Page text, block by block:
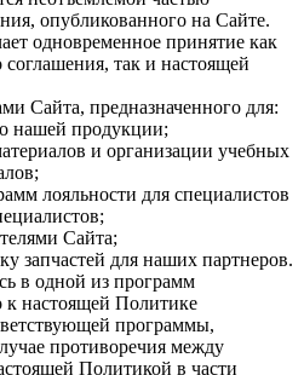
опубликованного на Сайте.
одновременное принятие как
соглашения, так и настоящей
Сайта, предназначенного для:
нашей продукции;
и организации учебных
лояльности для специалистов
Сайта;
запчастей для наших партнеров.
в одной из программ
к настоящей Политике
программы,
противоречия между
Политикой в части